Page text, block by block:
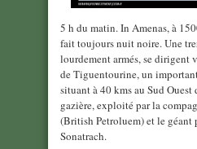
5 h du matin. In Amenas, à
fait toujours nuit noire. Une
lourdement armés, se dirigent
de Tiguentourine, un
situant à 40 kms au Sud
gazière, exploité par la
(British Petroluem) et le géant
Sonatrach.